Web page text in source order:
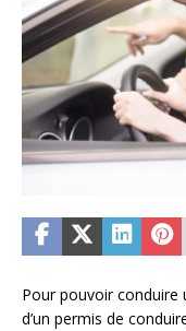
Pour pouvoir
d’un permis de